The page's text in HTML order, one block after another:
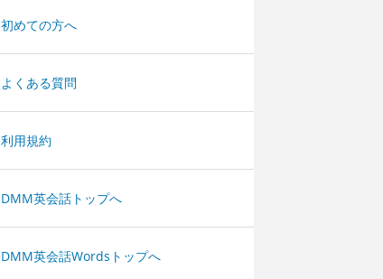
初めての方へ
よくある質問
利用規約
DMM英会話トップへ
DMM英会話Wordsトップへ